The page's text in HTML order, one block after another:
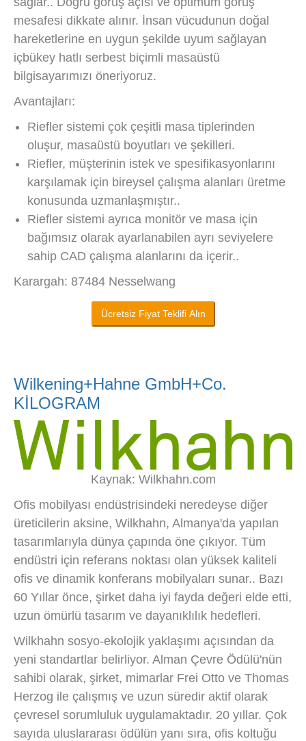
mesafesi dikkate alınır. İnsan vücudunun doğal
hareketlerine en uygun şekilde uyum sağlayan
içbükey hatlı serbest biçimli masaüstü
bilgisayarımızı öneriyoruz.
Avantajları:
Riefler sistemi çok çeşitli masa tiplerinden
oluşur, masaüstü boyutları ve şekilleri.
Riefler, müşterinin istek ve spesifikasyonlarını
karşılamak için bireysel çalışma alanları üretme
konusunda uzmanlaşmıştır..
Riefler sistemi ayrıca monitör ve masa için
bağımsız olarak ayarlanabilen ayrı seviyelere
sahip CAD çalışma alanlarını da içerir..
Karargah: 87484 Nesselwang
Ücretsiz Fiyat Teklifi Alın
Wilkening+Hahne GmbH+Co.
KİLOGRAM
Kaynak: Wilkhahn.com
Ofis mobilyası endüstrisindeki neredeyse diğer
üreticilerin aksine, Wilkhahn, Almanya'da yapılan
tasarımlarıyla dünya çapında öne çıkıyor. Tüm
endüstri için referans noktası olan yüksek kaliteli
ofis ve dinamik konferans mobilyaları sunar.. Bazı
60 Yıllar önce, şirket daha iyi fayda değeri elde etti,
uzun ömürlü tasarım ve dayanıklılık hedefleri.
Wilkhahn sosyo-ekolojik yaklaşımı açısından da
yeni standartlar belirliyor. Alman Çevre Ödülü'nün
sahibi olarak, şirket, mimarlar Frei Otto ve Thomas
Herzog ile çalışmış ve uzun süredir aktif olarak
çevresel sorumluluk uygulamaktadır. 20 yıllar. Çok
sayıda uluslararası ödülün yanı sıra, ofis koltuğu